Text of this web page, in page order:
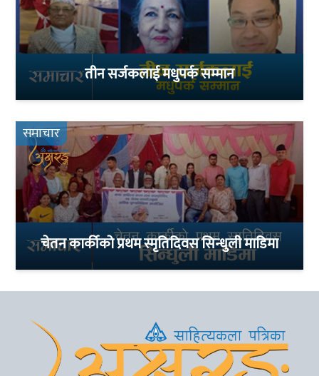
तीन सर्जकलाई मधुपर्क सम्मान
समाचार
चेतन कार्कीको प्रथम स्मृतिदिवस सिन्धुली माडिमा